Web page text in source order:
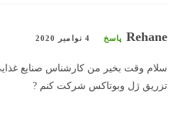
Rehane پاسخ 4 نوامبر 2020
سلام وقت بخیر من کارشناس صنایع
تزریق ژل وبوتاکس شرکت کنم ?